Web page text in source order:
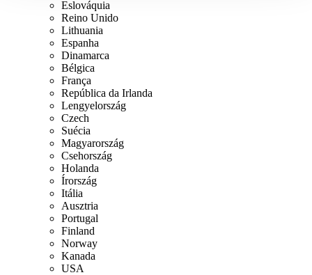
Eslováquia
Reino Unido
Lithuania
Espanha
Dinamarca
Bélgica
França
República da Irlanda
Lengyelország
Czech
Suécia
Magyarország
Csehország
Holanda
Írország
Itália
Ausztria
Portugal
Finland
Norway
Kanada
USA